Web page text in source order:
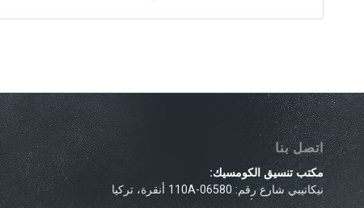
اتصل بنا
مكتب تنسيق الكومسيك:
نيكاتيبي شارع رقم: 110A-06580 أنقرة، تركيا